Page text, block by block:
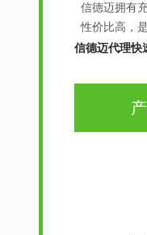
信德迈拥有
性价比高，
信德迈代理快